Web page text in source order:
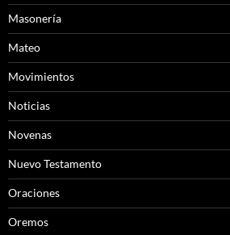
Masonería
Mateo
Movimientos
Noticias
Novenas
Nuevo Testamento
Oraciones
Oremos